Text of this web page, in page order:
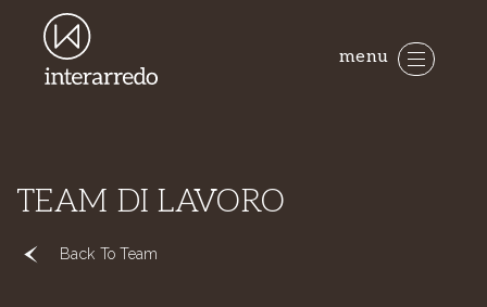
menu
TEAM DI LAVORO
Back To Team